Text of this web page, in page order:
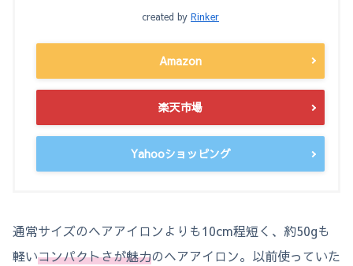
created by Rinker
Amazon
楽天市場
Yahooショッピング
通常サイズのヘアアイロンよりも10cm程短く、約50gも
軽いコンパクトさが魅力のヘアアイロン。以前使っていた